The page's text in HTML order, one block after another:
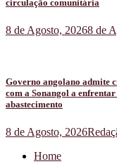
circulação comunitária
8 de Agosto, 20268 de
Governo angolano admite
com a Sonangol a
abastecimento
8 de Agosto, 2026
Home